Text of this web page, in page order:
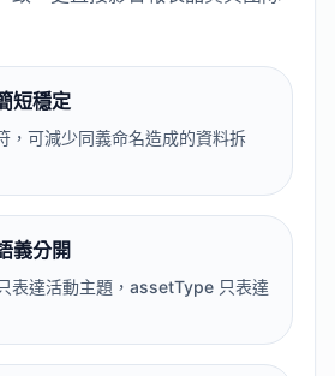
短穩定
，可減少同義命名造成的資料拆
義分開
表達活動主題，assetType 只表達